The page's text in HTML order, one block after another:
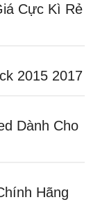
Cực Kì Rẻ
2015 2017
Dành Cho
Hãng